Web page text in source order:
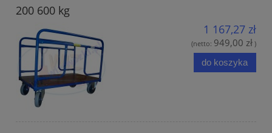
200 600 kg
1 167,27 zł
(netto: 949,00 zł )
do koszyka